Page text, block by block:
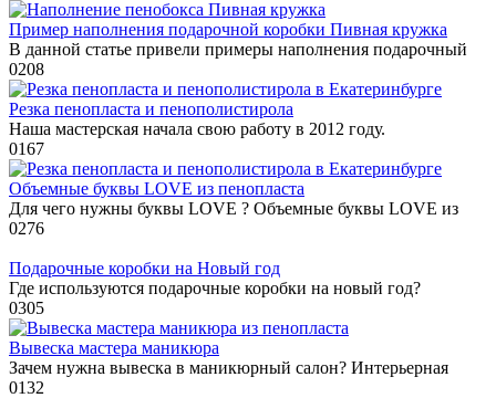
Пример наполнения подарочной коробки Пивная кружка
В данной статье привели примеры наполнения подарочный
0208
Резка пенопласта и пенополистирола
Наша мастерская начала свою работу в 2012 году.
0167
Объемные буквы LOVE из пенопласта
Для чего нужны буквы LOVE ? Объемные буквы LOVE из
0276
Подарочные коробки на Новый год
Где используются подарочные коробки на новый год?
0305
Вывеска мастера маникюра
Зачем нужна вывеска в маникюрный салон? Интерьерная
0132